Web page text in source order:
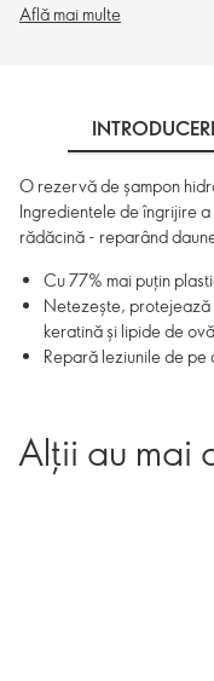
Află mai multe
O rezervă de șampon
Ingredientele de îngrijire
rădăcină - reparând
Cu 77% mai puțin
Netezește,
keratină și lipide de
Repară leziunile de
Alții au mai